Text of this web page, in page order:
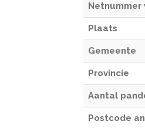
Netnummer
Plaats
Gemeente
Provincie
Aantal
Postcode